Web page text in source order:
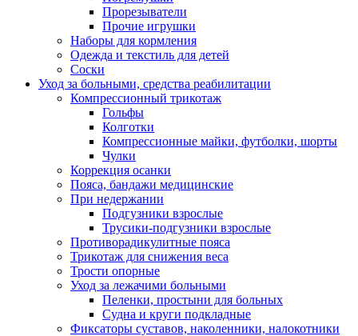
Прорезыватели
Прочие игрушки
Наборы для кормления
Одежда и текстиль для детей
Соски
Уход за больными, средства реабилитации
Компрессионный трикотаж
Гольфы
Колготки
Компрессионные майки, футболки, шорты
Чулки
Коррекция осанки
Пояса, бандажи медицинские
При недержании
Подгузники взрослые
Трусики-подгузники взрослые
Противорадикулитные пояса
Трикотаж для снижения веса
Трости опорные
Уход за лежачими больными
Пеленки, простыни для больных
Судна и круги подкладные
Фиксаторы суставов, наколенники, налокотники